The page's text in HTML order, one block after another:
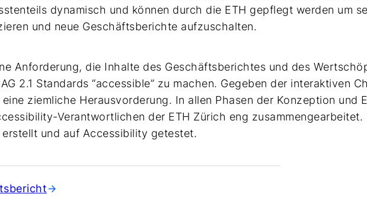
dynamisch und können durch die ETH gepflegt werden um
und neue Geschäftsberichte aufzuschalten.
Anforderung, die Inhalte des Geschäftsberichtes und des
2.1 Standards “accessible” zu machen. Gegeben der interaktiven
ziemliche Herausvorderung. In allen Phasen der Konzeption und
Verantwortlichen der ETH Zürich eng zusammengearbeitet.
und auf Accessibility getestet.